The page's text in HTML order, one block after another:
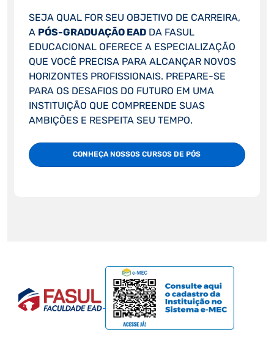
SEJA QUAL FOR SEU OBJETIVO DE CARREIRA,
A PÓS-GRADUAÇÃO EADDA FASUL
EDUCACIONAL OFERECE A ESPECIALIZAÇÃO
QUE VOCÊ PRECISA PARA ALCANÇAR NOVOS
HORIZONTES PROFISSIONAIS. PREPARE-SE
PARA OS DESAFIOS DO FUTURO EM UMA
INSTITUIÇÃO QUE COMPREENDE SUAS
AMBIÇÕES E RESPEITA SEU TEMPO.
CONHEÇA NOSSOS CURSOS DE PÓS